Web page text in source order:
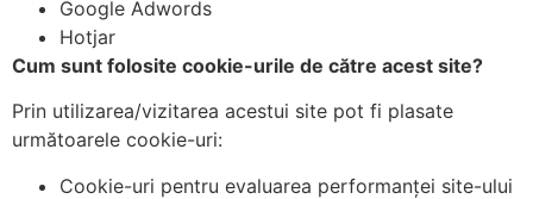
Google Adwords
Hotjar
Cum sunt folosite cookie-urile de către acest site?
Prin utilizarea/vizitarea acestui site pot fi plasate
următoarele cookie-uri:
Cookie-uri pentru evaluarea performanței site-ului